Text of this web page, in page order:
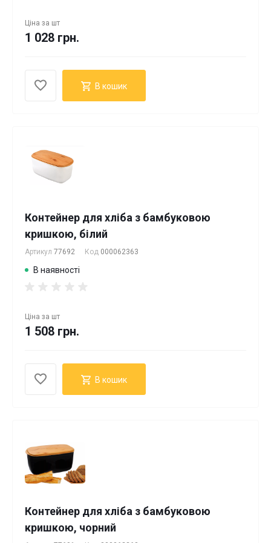
Ціна за шт
1 028 грн.
В кошик
Контейнер для хліба з бамбуковою
кришкою, білий
Артикул 77692 Код 000062363
В наявності
Ціна за шт
1 508 грн.
В кошик
Контейнер для хліба з бамбуковою
кришкою, чорний